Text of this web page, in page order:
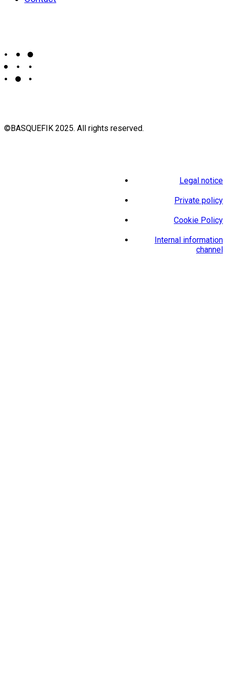
©BASQUEFIK 2025. All rights reserved.
Legal notice
Private policy
Cookie Policy
Internal information
channel